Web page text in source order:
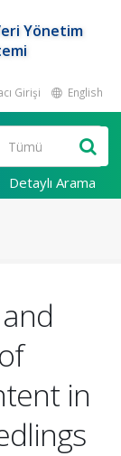
Yönetim
Girişi English
Detaylı Arama
in